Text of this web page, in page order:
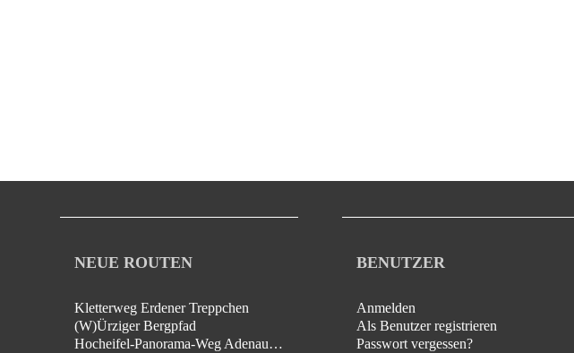
NEUE ROUTEN
Kletterweg Erdener Treppchen
(W)Ürziger Bergpfad
Hocheifel-Panorama-Weg Adenau - Insul
BENUTZER
Anmelden
Als Benutzer registrieren
Passwort vergessen?